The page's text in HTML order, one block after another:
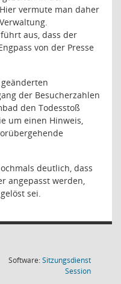
vermute man daher
aus, dass der
von der Presse
der Besucherzahlen
den Todesstoß
um einen Hinweis,
deutlich, dass
angepasst werden,
sei.
Software:Sitzungsdienst
Session(Wird in